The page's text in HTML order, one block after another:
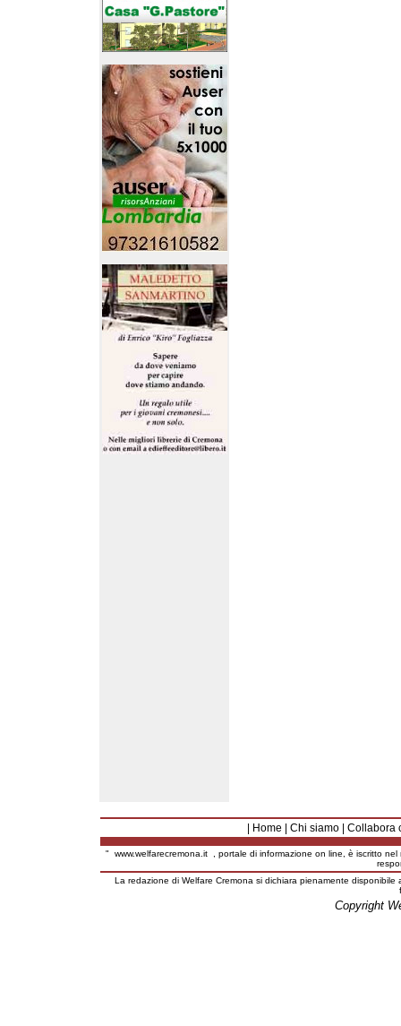
Home Chi siamo Collabora
" www.welfarecremona.it, portale di informazione on line, è iscritto nel
La redazione di Welfare Cremona si dichiara pienamente
Copyright